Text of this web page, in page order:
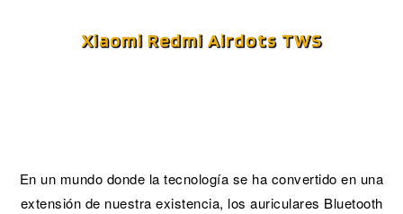
Xiaomi Redmi Airdots TWS
En un mundo donde la tecnología se ha convertido en una
extensión de nuestra existencia, los auriculares Bluetooth